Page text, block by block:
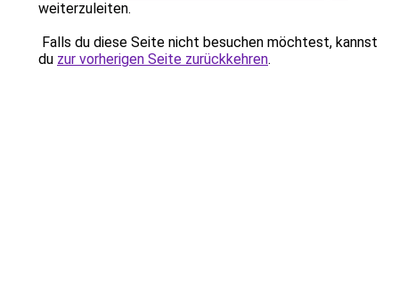
weiterzuleiten.
Falls du diese Seite nicht besuchen möchtest, kannst
du zur vorherigen Seite zurückkehren.